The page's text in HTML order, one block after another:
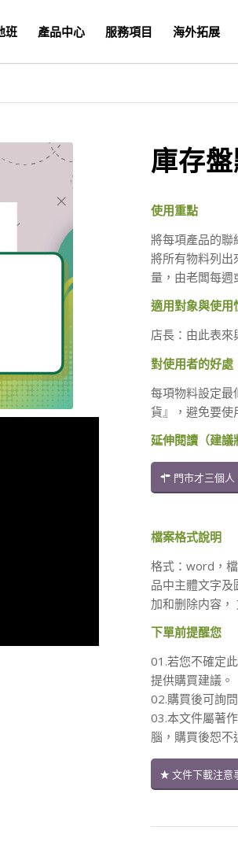
班 產品中心 服務項目 海外拓展
庫存
使用重點
將每項產品的聯
將所有物料列出
量，由老闆每週
適用對象與使用
店長：由此表來
對使用者的好處
每項物料設定最
貨』，避免要使
延伸閱讀（建議
門市才三個人
檔案格式說明
格式：word，
品中主體文字
加和删除内容，
下單前提醒您
01.若您不確定
提供購買建議。
02.購買後可詢
03.本文件屬著
腦，購買後恕不
文件下載注意